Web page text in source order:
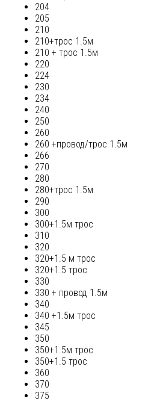
204
205
210
210+трос 1.5м
210 + трос 1.5м
220
224
230
234
240
250
260
260 +провод/трос 1.5м
266
270
280
280+трос 1.5м
290
300
300+1.5м трос
310
320
320+1.5 м трос
320+1.5 трос
330
330 + провод 1.5м
340
340 +1.5м трос
345
350
350+1.5м трос
350+1.5 трос
360
370
375